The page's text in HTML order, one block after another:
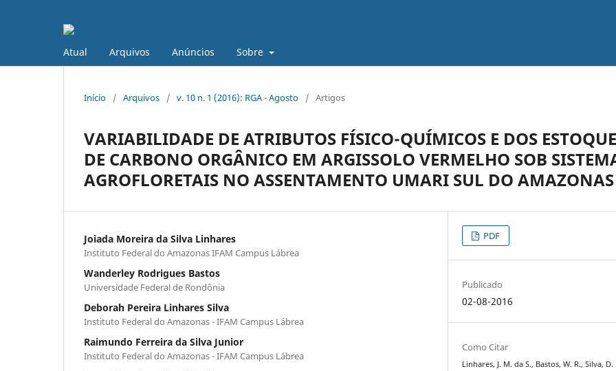
Atual Arquivos Anúncios Sobre
Início / Arquivos / v. 10 n. 1 (2016): RGA - Agosto / Artigos
VARIABILIDADE DE ATRIBUTOS FÍSICO-QUÍMICOS E DOS
DE CARBONO ORGÂNICO EM ARGISSOLO VERMELHO SOB
AGROFLORETAIS NO ASSENTAMENTO UMARI SUL DO AMAZONAS
Joiada Moreira da Silva Linhares
Instituto Federal do Amazonas IFAM Campus Lábrea
Wanderley Rodrigues Bastos
Universidade Federal de Rondônia
Deborah Pereira Linhares Silva
Instituto Federal do Amazonas - IFAM Campus Lábrea
Raimundo Ferreira da Silva Junior
Instituto Federal do Amazonas - IFAM Campus Lábrea
PDF
Publicado
02-08-2016
Como Citar
Linhares, J. M. da S., Bastos, W. R., Silva, D.